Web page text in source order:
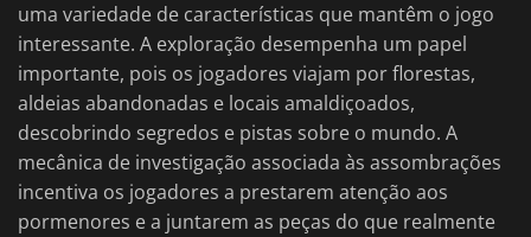
uma variedade de características que mantêm o jogo
interessante. A exploração desempenha um papel
importante, pois os jogadores viajam por florestas,
aldeias abandonadas e locais amaldiçoados,
descobrindo segredos e pistas sobre o mundo. A
mecânica de investigação associada às assombrações
incentiva os jogadores a prestarem atenção aos
pormenores e a juntarem as peças do que realmente